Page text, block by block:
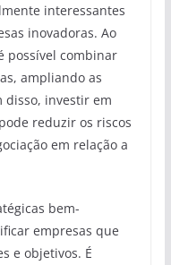
interessantes
inovadoras. Ao
possível combinar
ampliando as
disso, investir em
reduzir os riscos
em relação a
bem-
empresas que
e objetivos. É